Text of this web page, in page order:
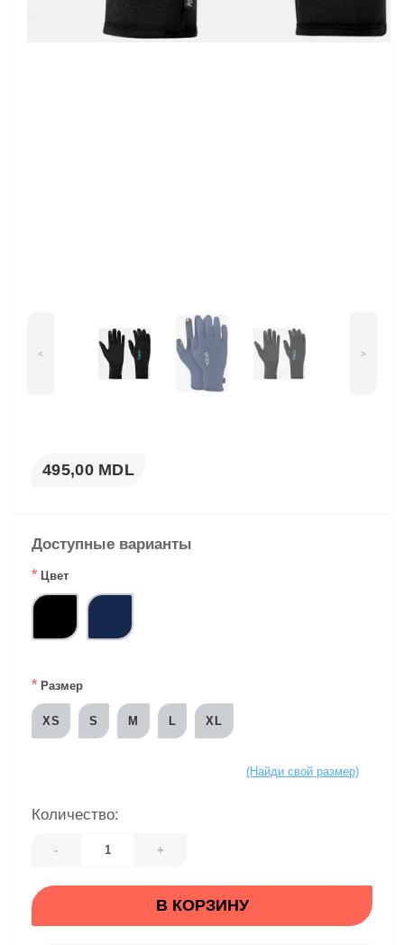
< >
495,00 MDL
Доступные варианты
* Цвет
* Размер
XS S M L XL
(Найди свой размер)
Количество:
- +
В КОРЗИНУ